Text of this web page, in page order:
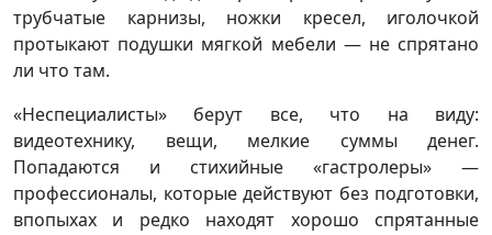
трубчатые карнизы, ножки кресел, иголочкой
протыкают подушки мягкой мебели — не спрятано
ли что там.
«Неспециалисты» берут все, что на виду:
видеотехнику, вещи, мелкие суммы денег.
Попадаются и стихийные «гастролеры» —
профессионалы, которые действуют без подготовки,
впопыхах и редко находят хорошо спрятанные